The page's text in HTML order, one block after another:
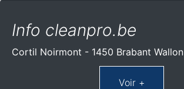
Info cleanpro.be
Cortil Noirmont - 1450 Brabant Wallon